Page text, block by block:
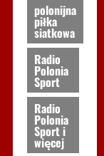
polonijna
piłka
siatkowa
Radio
Polonia
Sport
Radio
Polonia
Sport i
więcej